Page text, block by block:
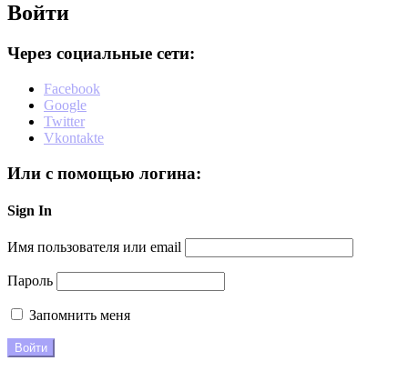
Войти
Через социальные сети:
Facebook
Google
Twitter
Vkontakte
Или с помощью логина:
Sign In
Имя пользователя или email
Пароль
Запомнить меня